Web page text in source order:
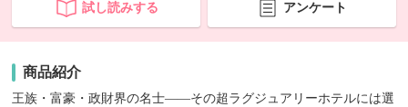
試し読みする アンケート
商品紹介
王族・富豪・政財界の名士――その超ラグジュアリーホテルには選